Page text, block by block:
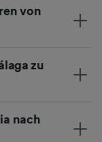
von
zu
nach